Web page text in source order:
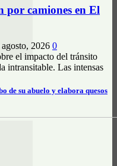
de su abuelo y elabora quesos
por camiones en El
agosto, 2026 0
el impacto del tránsito
intransitable. Las intensas